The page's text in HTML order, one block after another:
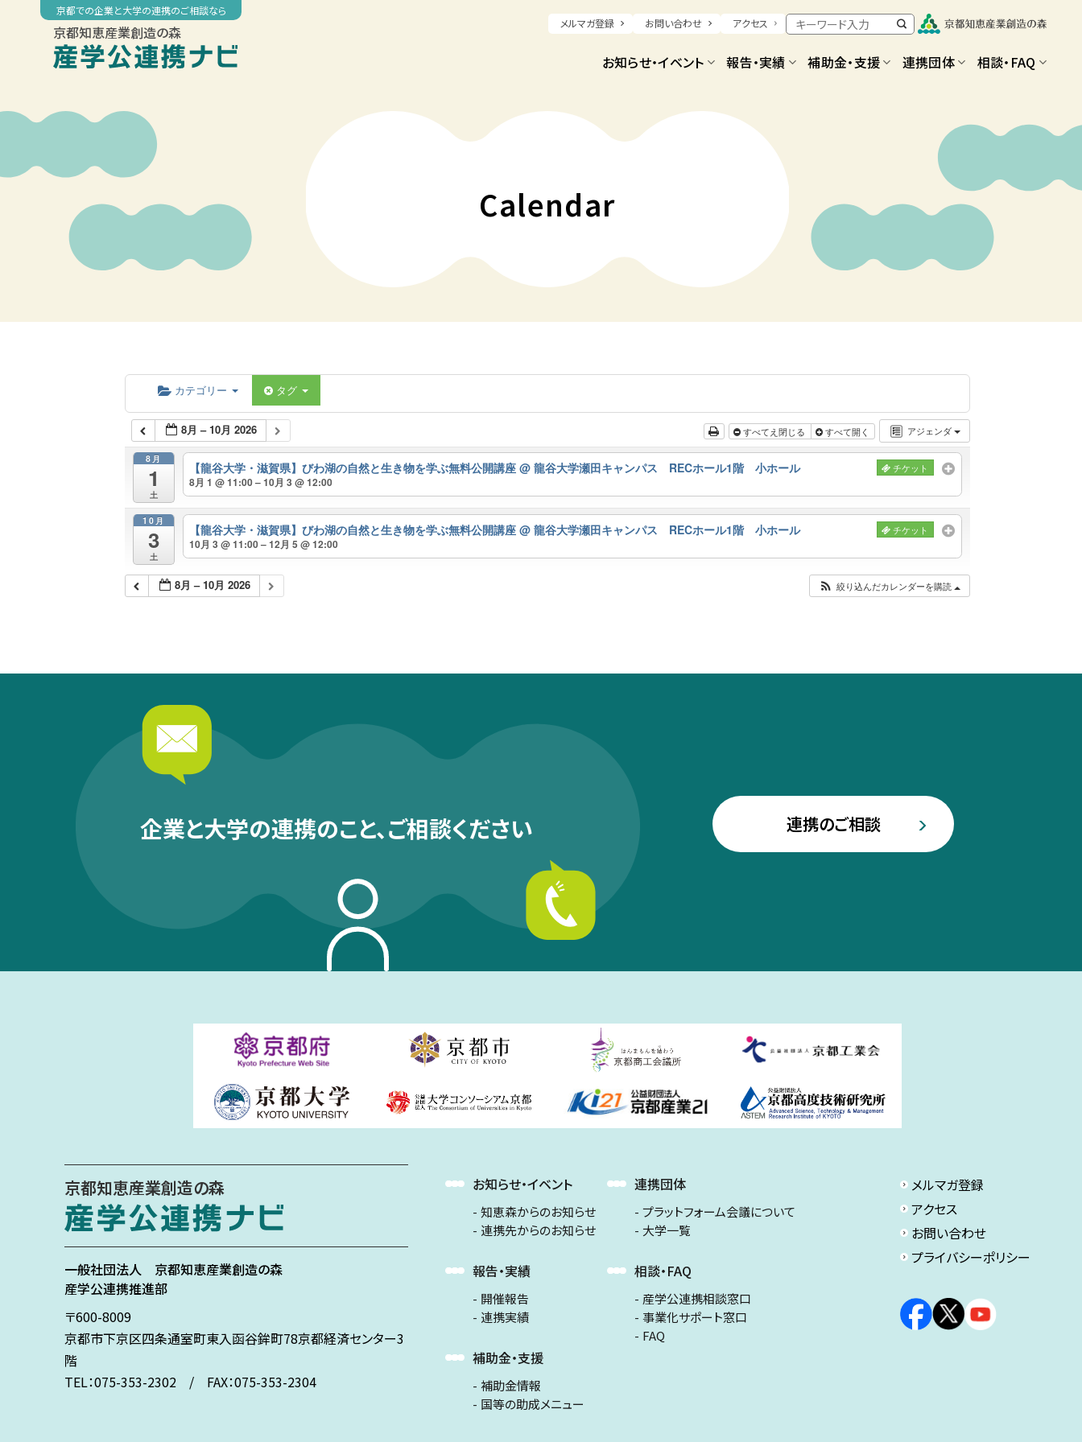
京都での企業と大学の連携のご相談なら
京都知恵産業創造の森 メルマガ登録 お問い合わせ アクセス
お知らせ・イベント 報告・実績 補助金・支援 連携団体 相談・FAQ
Calendar
カテゴリー タグ
アジェンダ
8月 – 10月 2026 すべてえ閉じる すべて開く
8月
1
土
【龍谷大学・滋賀県】びわ湖の自然と生き物を学ぶ無料公開講座@ 龍谷大学瀬田キャンパス RECホール1階 小ホール チケット
8月 1 @ 11:00 – 10月 3 @ 12:00
10月
3
土
【龍谷大学・滋賀県】びわ湖の自然と生き物を学ぶ無料公開講座@ 龍谷大学瀬田キャンパス RECホール1階 小ホール チケット
10月 3 @ 11:00 – 12月 5 @ 12:00
8月 – 10月 2026 絞り込んだカレンダーを購読
企業と大学の連携のこと、ご相談ください 連携のご相談
京都知恵産業創造の森
一般社団法人 京都知恵産業創造の森
産学公連携推進部
〒600-8009
京都市下京区四条通室町東入函谷鉾町78京都経済センター3
階
TEL：075-353-2302 / FAX：075-353-2304
お知らせ・イベント
知恵森からのお知らせ
連携先からのお知らせ
報告・実績
開催報告
連携実績
補助金・支援
補助金情報
国等の助成メニュー
連携団体
プラットフォーム会議について
大学一覧
相談・FAQ
産学公連携相談窓口
事業化サポート窓口
FAQ
メルマガ登録
アクセス
お問い合わせ
プライバシーポリシー